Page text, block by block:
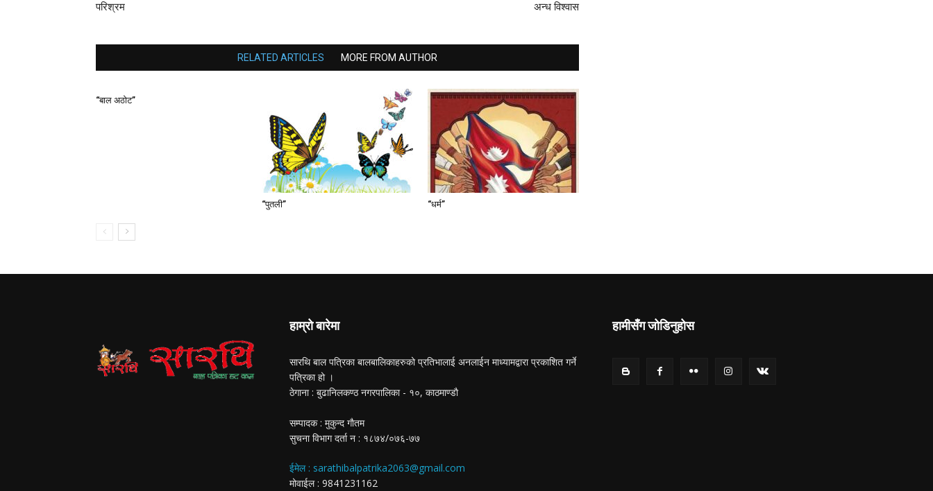
परिश्रम अन्ध विश्वास
RELATED ARTICLES MORE FROM AUTHOR
“बाल अठोट”
“पुतली” “धर्म”
हाम्रो बारेमा
सारथि बाल पत्रिका बालबालिकाहरुको प्रतिभालाई अनलाईन माध्यामद्वारा प्रकाशित गर्ने
पत्रिका हो ।
ठेगाना : बुढानिलकण्ठ नगरपालिका - १०, काठमाण्डाै
सम्पादक : मुकुन्द गाैतम
सुचना विभाग दर्ता न‌ : १८७४/०७६-७७
ईमेल : sarathibalpatrika2063@gmail.com
मोवाईल : 9841231162
हामीसँग जोडिनुहोस